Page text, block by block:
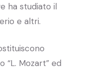
ha studiato il
e altri.
“L. Mozart” ed